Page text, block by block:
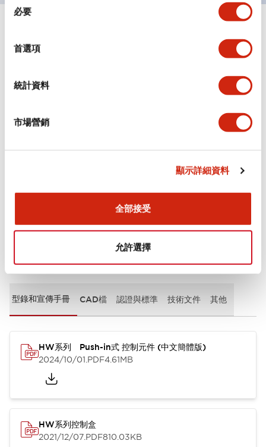
必要
首選項
統計資料
市場營銷
顯示詳細資料
全部接受
允許選擇
電氣規範（額定照明部分）
環境規範
型錄和宣傳手冊 CAD檔 認證與標準 技術文件 其他
HW系列 Push-in式 控制元件 (中文簡體版)
2024/10/01.PDF4.61MB
HW系列控制盒
2021/12/07.PDF810.03KB